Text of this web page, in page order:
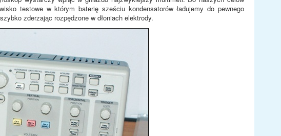
testowe w którym baterię sześciu kondensatorów ładujemy do pewnego
zderzając rozpędzone w dłoniach elektrody.